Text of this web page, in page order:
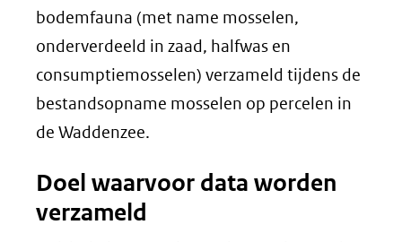
bodemfauna (met name mosselen,
onderverdeeld in zaad, halfwas en
consumptiemosselen) verzameld tijdens de
bestandsopname mosselen op percelen in
de Waddenzee.
Doel waarvoor data worden
verzameld